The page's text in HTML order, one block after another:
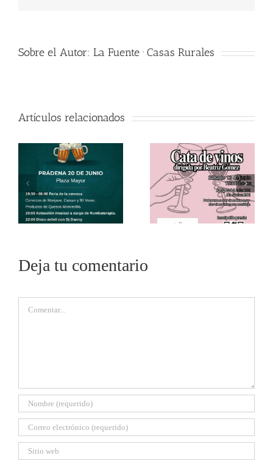
Sobre el Autor: La Fuente · Casas Rurales
Artículos relacionados
Deja tu comentario
Comentar